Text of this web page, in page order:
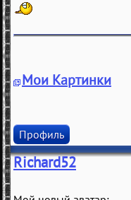
Мои Картинки
Профиль
Richard52